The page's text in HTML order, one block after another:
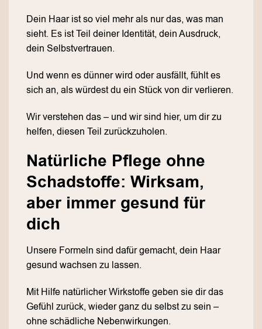
Dein Haar ist so viel mehr als nur das, was man
sieht. Es ist Teil deiner Identität, dein Ausdruck,
dein Selbstvertrauen.
Und wenn es dünner wird oder ausfällt, fühlt es
sich an, als würdest du ein Stück von dir verlieren.
Wir verstehen das – und wir sind hier, um dir zu
helfen, diesen Teil zurückzuholen.
Natürliche Pflege ohne
Schadstoffe: Wirksam,
aber immer gesund für
dich
Unsere Formeln sind dafür gemacht, dein Haar
gesund wachsen zu lassen.
Mit Hilfe natürlicher Wirkstoffe geben sie dir das
Gefühl zurück, wieder ganz du selbst zu sein –
ohne schädliche Nebenwirkungen.